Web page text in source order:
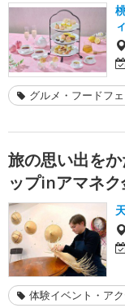
グルメ・フードフ
旅の思い出を
ップinアマネク
体験イベント・ア